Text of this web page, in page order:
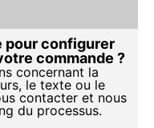
pour configurer
commande ?
concernant la
le texte ou le
contacter et nous
du processus.